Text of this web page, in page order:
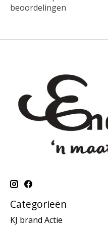
beoordelingen
Categorieën
KJ brand Actie